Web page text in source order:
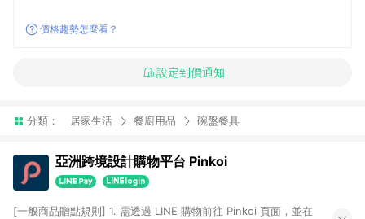
價格趨勢怎麼看？
設定到價通知
分類： 居家生活 餐廚用品 碗盤餐具
亞洲跨境設計購物平台 Pinkoi
[一般商品贈點規則] 1. 需透過 LINE 購物前往 Pinkoi 頁面，並在